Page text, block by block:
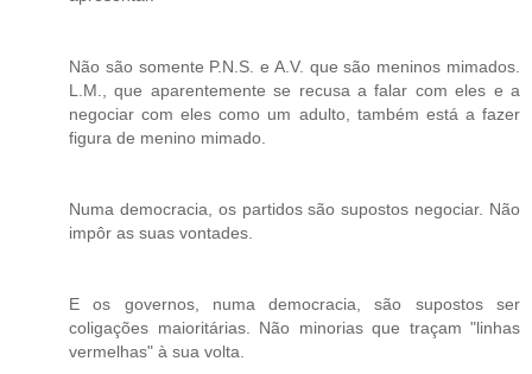
Não são somente P.N.S. e A.V. que são meninos mimados.
L.M., que aparentemente se recusa a falar com eles e a
negociar com eles como um adulto, também está a fazer
figura de menino mimado.
Numa democracia, os partidos são supostos negociar. Não
impôr as suas vontades.
E os governos, numa democracia, são supostos ser
coligações maioritárias. Não minorias que traçam "linhas
vermelhas" à sua volta.